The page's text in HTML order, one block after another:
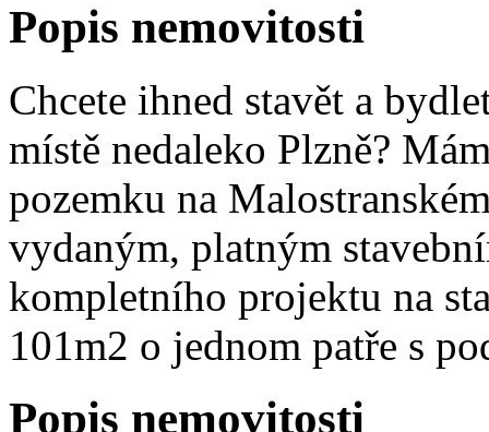
Popis nemovitosti
Chcete ihned stavět a
místě nedaleko Plzně?
pozemku na
vydaným, platným
kompletního projektu na
101m2 o jednom patře s
Popis nemovitosti